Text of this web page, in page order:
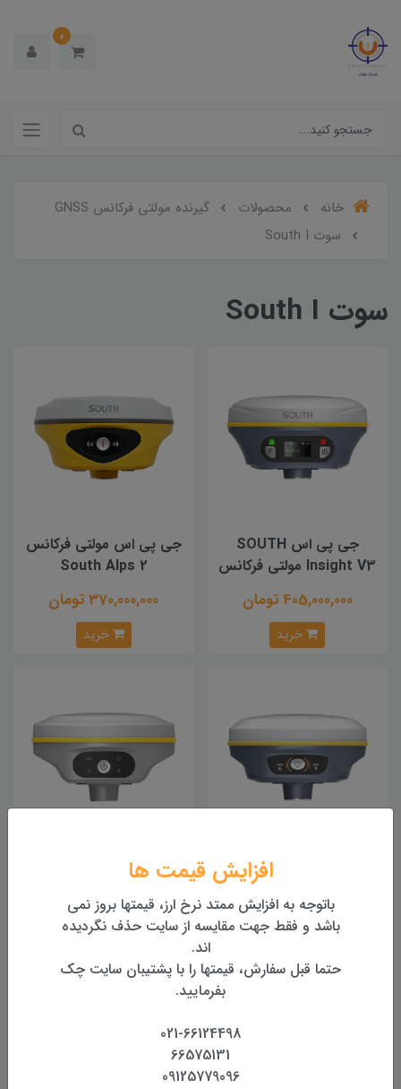
0
خانه محصولات
گیرنده مولتی فرکانس GNSS
سوت South I
سوت South I
جی پی اس SOUTH
Insight V3 مولتی فرکانس
405,000,000 تومان
خرید
جی پی اس مولتی فرکانس
South Alps 2
370,000,000 تومان
خرید
گیرنده مولتی فرکانس South
Insight V2
گیرنده مولتی فرکانس مدل
SOUTH G7Q
خرید
افزایش قیمت ها
باتوجه به افزایش ممتد نرخ ارز، قیمتها بروز نمی
باشد و فقط جهت مقایسه از سایت حذف نگردیده
اند.
حتما قبل سفارش، قیمتها را با پشتیبان سایت چک
بفرمایید.
021-66124498
66575131
09125779096